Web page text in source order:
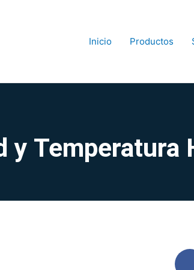
Inicio Productos
y Temperatura